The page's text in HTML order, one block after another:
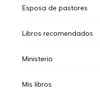
Esposa de pastores
Libros recomendados
Ministerio
Mis libros